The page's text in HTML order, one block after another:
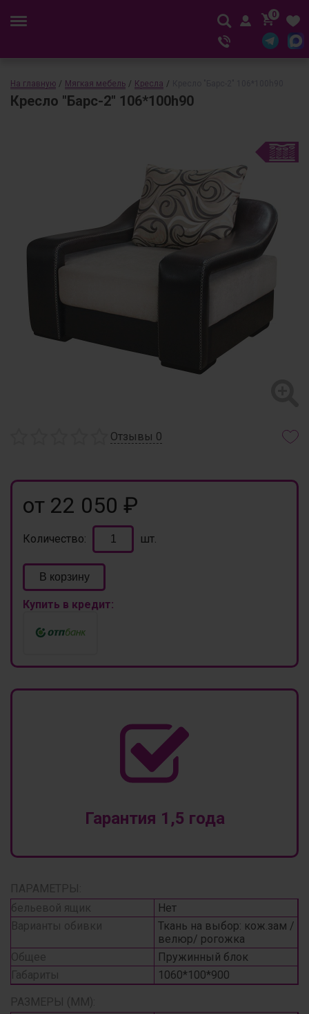
0
На главную / Мягкая мебель / Кресла /
Кресло "Барс-2" 106*100h90
Отзывы 0
от 22 050 ₽
Количество: шт.
В корзину
Купить в кредит:
Гарантия 1,5 года
ПАРАМЕТРЫ:
бельевой ящик
Нет
Варианты обивки
Ткань на выбор: кож.зам /
велюр/ рогожка
Общее
Пружинный блок
Габариты
1060*100*900
РАЗМЕРЫ (ММ):